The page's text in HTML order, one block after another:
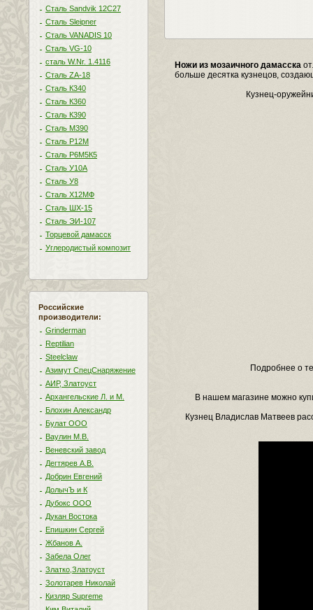
Сталь Sandvik 12C27
Сталь Sleipner
Сталь VANADIS 10
Сталь VG-10
сталь W.Nr. 1.4116
Сталь ZA-18
Сталь К340
Сталь К360
Сталь К390
Сталь М390
Сталь Р12М
Сталь Р6М5К5
Сталь У10А
Сталь У8
Сталь Х12МФ
Сталь ШХ-15
Сталь ЭИ-107
Торцевой дамасск
Углеродистый композит
Российские
производители:
Grinderman
Reptilian
Steelclaw
Азимут СпецСнаряжение
АИР, Златоуст
Архангельские Л. и М.
Блохин Александр
Булат ООО
Ваулин М.В.
Веневский завод
Дегтярев А.В.
Добрин Евгений
ДолычЪ и К
Дубокс ООО
Дукан Востока
Епишкин Сергей
Жбанов А.
Забела Олег
Златко,Златоуст
Золотарев Николай
Кизляр Supreme
Ножи из мозаичного дамасска
больше десятка кузнецов,
Кузнец-
Подробнее о
В нашем магазине можно
Кузнец Владислав Матвеев